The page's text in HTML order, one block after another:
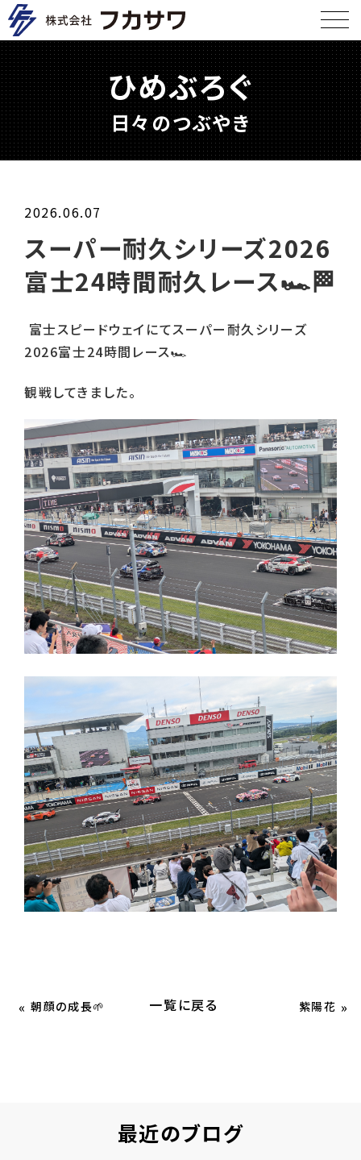
ひめぶろぐ
日々のつぶやき
2026.06.07
スーパー耐久シリーズ2026
富士24時間耐久レース🏎️🏁
富士スピードウェイにてスーパー耐久シリーズ
2026富士24時間レース🏎️
観戦してきました。
«朝顔の成長🌱 一覧に戻る 紫陽花 »
最近のブログ